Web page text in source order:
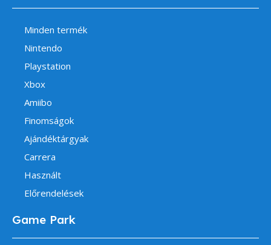
Minden termék
Nintendo
Playstation
Xbox
Amiibo
Finomságok
Ajándéktárgyak
Carrera
Használt
Előrendelések
Game Park